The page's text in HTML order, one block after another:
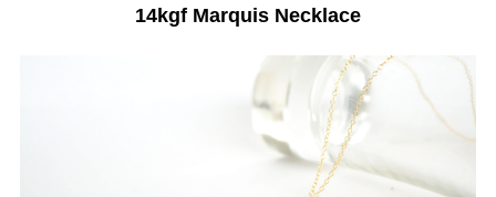
14kgf Marquis Necklace